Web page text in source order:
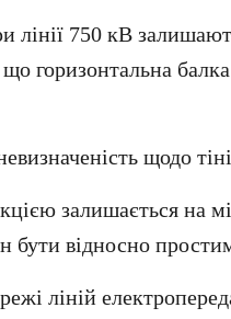
лінії 750 кВ
горизонтальна балка
щодо
залишається на
бути відносно
ліній